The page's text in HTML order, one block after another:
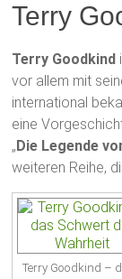
Fantasybücher
Fantasyreihen
Terry
Terry Goodkind
vor allem mit
international
eine
„Die Legende
weiteren Reihe,
Terry Goodkind –